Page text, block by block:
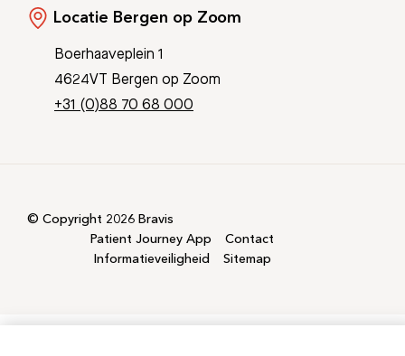
Locatie Bergen op Zoom
Boerhaaveplein 1
4624VT Bergen op Zoom
+31 (0)88 70 68 000
© Copyright 2026 Bravis
Patient Journey App
Contact
Informatieveiligheid
Sitemap